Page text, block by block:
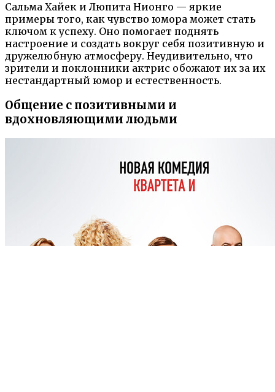
Сальма Хайек и Люпита Нионго — яркие
примеры того, как чувство юмора может стать
ключом к успеху. Оно помогает поднять
настроение и создать вокруг себя позитивную и
дружелюбную атмосферу. Неудивительно, что
зрители и поклонники актрис обожают их за их
нестандартный юмор и естественность.
Общение с позитивными и
вдохновляющими людьми